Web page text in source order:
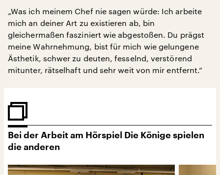
„Was ich meinem Chef nie sagen würde: Ich arbeite
mich an deiner Art zu existieren ab, bin
gleichermaßen fasziniert wie abgestoßen. Du prägst
meine Wahrnehmung, bist für mich wie gelungene
Ästhetik, schwer zu deuten, fesselnd, verstörend
mitunter, rätselhaft und sehr weit von mir entfernt.“
Bei der Arbeit am Hörspiel Die Könige spielen
die anderen